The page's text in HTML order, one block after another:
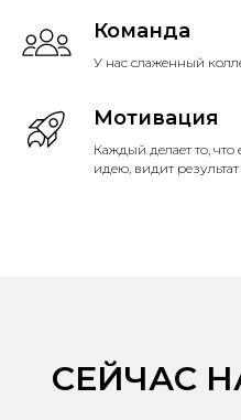
Команда
У нас слаженный
Мотивация
Каждый делает то,
идею, видит
СЕЙЧАС